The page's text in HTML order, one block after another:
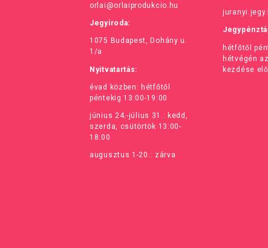
orlai@orlaiprodukcio.hu
Jegyiroda:
1075 Budapest, Dohány u.
1/a
Nyitvatartás:
évad közben: hétfőtől
péntekig 13:00-19:00
június 24.-július 31.: kedd,
szerda, csütörtök 13:00-
18:00
augusztus 1-20.: zárva
hétfőtől
hétvégén
kezdése